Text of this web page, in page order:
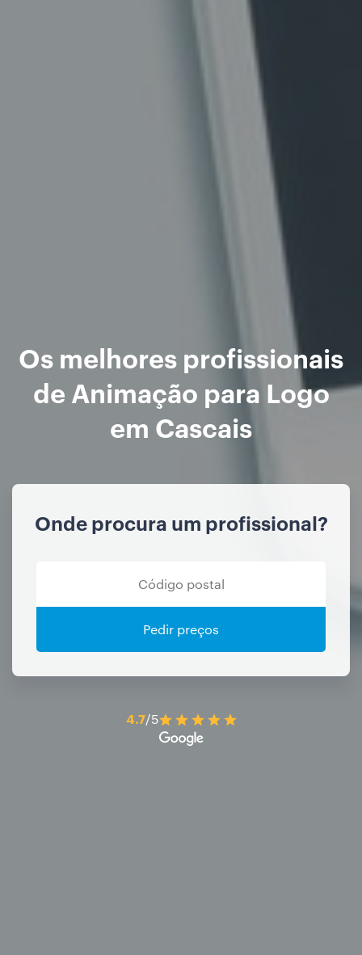
Os melhores profissionais
de Animação para Logo
em Cascais
Onde procura um profissional?
Pedir preços
4.7/5